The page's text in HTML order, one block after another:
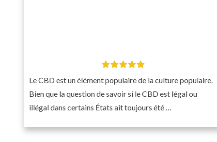
Le CBD est un élément populaire de la culture populaire.
Bien que la question de savoir si le CBD est légal ou
illégal dans certains États ait toujours été …